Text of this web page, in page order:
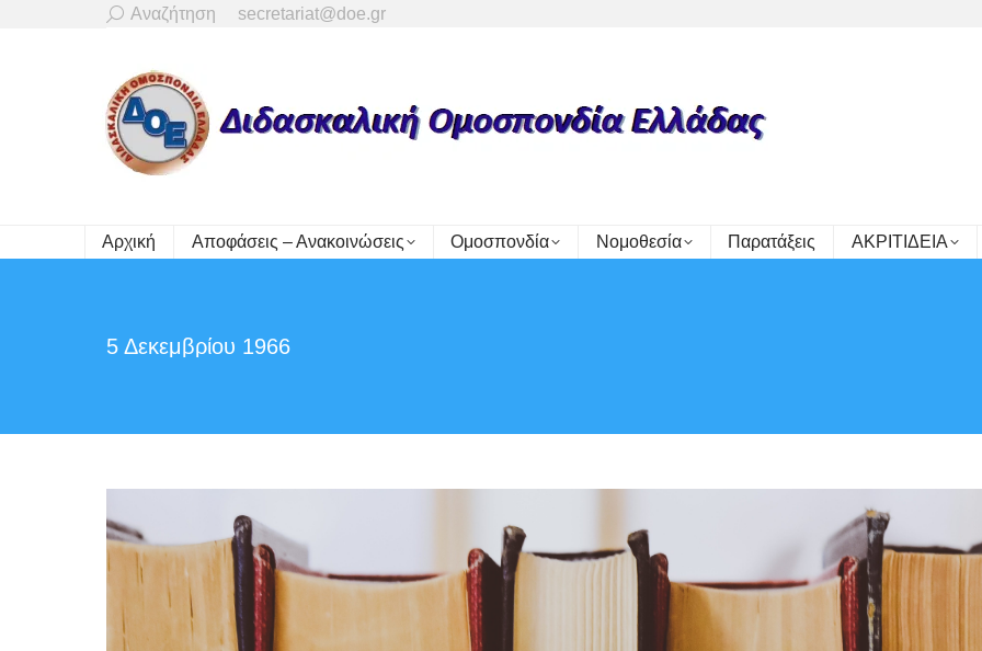
Search:
Αναζήτηση secretariat@doe.gr
Αρχική Αποφάσεις – Ανακοινώσεις Ομοσπονδία Νομοθεσία Παρατάξεις ΑΚΡΙΤΙΔΕΙΑ
5 Δεκεμβρίου 1966